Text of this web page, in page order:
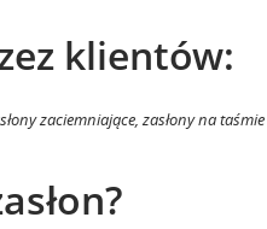
klientów:
zaciemniające, zasłony na